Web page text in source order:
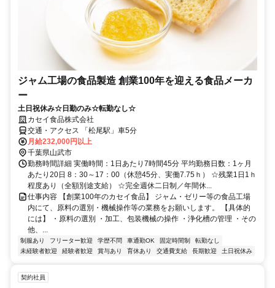
ジャム工場の食品製造 創業100年を迎える食品メーカ
ー
土日祝休み☆日勤のみ☆転勤なし☆
カセイ食品株式会社
交通・アクセス 「松尾駅」車5分
月給232,000円以上
千葉県山武市
勤務時間詳細 実働時間：1日あたり7時間45分 平均勤務日数：1ヶ月
あたり20日 8：30～17：00（休憩45分、実働7.75ｈ） ☆残業1日1ｈ
程度あり（全額別途支給） ☆完全週休二日制／年間休...
仕事内容 【創業100年のカセイ食品】 ジャム・ゼリー等の食品工場
内にて、原料の選別・機械操作等の業務をお願いします。 【具体的
には】 ・原料の選別 ・加工、包装機械の操作 ・浄化槽の管理 ・その
他、...
制服あり フリーター歓迎 学歴不問 車通勤OK 固定時間制
転勤なし
未経験者歓迎
経験者歓迎 賞与あり 育休あり 交通費支給 長期歓迎 土日祝休み
契約社員